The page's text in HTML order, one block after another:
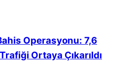
Operasyonu: 7,6
Ortaya Çıkarıldı